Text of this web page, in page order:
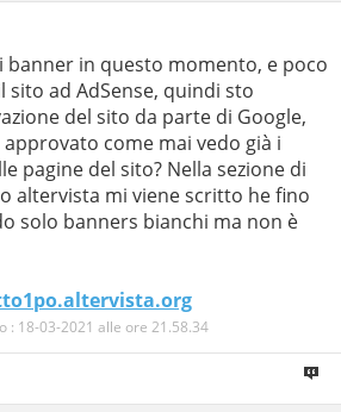
banner in questo momento, e poco
sito ad AdSense, quindi sto
del sito da parte di Google,
come mai vedo già i
pagine del sito? Nella sezione di
altervista mi viene scritto he fino
solo banners bianchi ma non è
: 18-03-2021 alle ore 21.58.34